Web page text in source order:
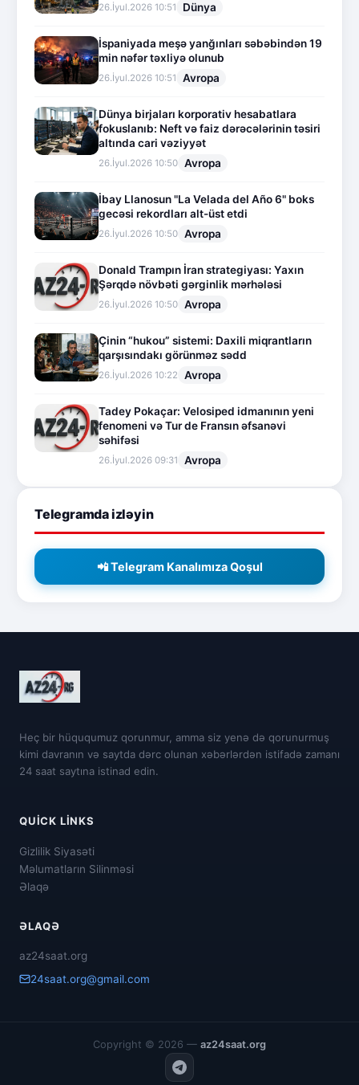
26.İyul.2026 10:51 Dünya
İspaniyada meşə yanğınları səbəbindən 19
min nəfər təxliyə olunub
26.İyul.2026 10:51 Avropa
Dünya birjaları korporativ hesabatlara
fokuslanıb: Neft və faiz dərəcələrinin təsiri
altında cari vəziyyət
26.İyul.2026 10:50 Avropa
İbay Llanosun "La Velada del Año 6" boks
gecəsi rekordları alt-üst etdi
26.İyul.2026 10:50 Avropa
Donald Trampın İran strategiyası: Yaxın
Şərqdə növbəti gərginlik mərhələsi
26.İyul.2026 10:50 Avropa
Çinin “hukou” sistemi: Daxili miqrantların
qarşısındakı görünməz sədd
26.İyul.2026 10:22 Avropa
Tadey Pokaçar: Velosiped idmanının yeni
fenomeni və Tur de Fransın əfsanəvi
səhifəsi
26.İyul.2026 09:31 Avropa
Telegramda izləyin
📲 Telegram Kanalımıza Qoşul
Heç bir hüququmuz qorunmur, amma siz yenə də qorunurmuş
kimi davranın və saytda dərc olunan xəbərlərdən istifadə zamanı
24 saat saytına istinad edin.
QUICK LINKS
Gizlilik Siyasəti
Məlumatların Silinməsi
Əlaqə
ƏLAQƏ
az24saat.org
24saat.org@gmail.com
Copyright © 2026 — az24saat.org